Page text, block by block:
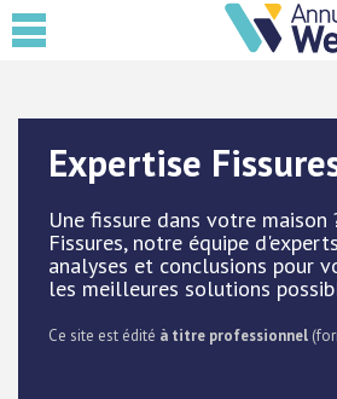
Expertise
Une fissure dans votre maison
Fissures, notre équipe
analyses et conclusions pour
les meilleures solutions
Ce site est édité à titre professionnel